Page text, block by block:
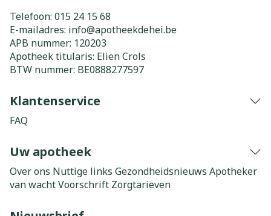
Telefoon: 015 24 15 68
E-mailadres: info@apotheekdehei.be
APB nummer: 120203
Apotheek titularis: Elien Crols
BTW nummer: BE0888277597
Klantenservice
FAQ
Uw apotheek
Over ons Nuttige links Gezondheidsnieuws Apotheker
van wachtVoorschrift Zorgtarieven